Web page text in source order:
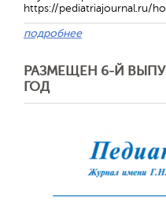
https://pediatriajournal.ru/
подробнее
РАЗМЕЩЕН 6-Й
ГОД